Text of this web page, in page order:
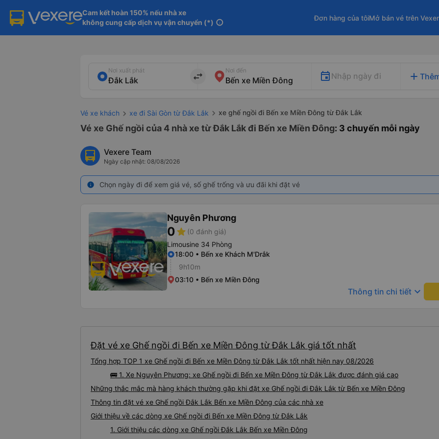
Cam kết hoàn 150% nếu nhà xe
không cung cấp dịch vụ vận chuyển (*) info
Đơn hàng của tôiMở bán vé trên
Nơi xuất phát
import_export
Nơi đến
Nhập ngày đi add
Vé xe khách xe đi Sài Gòn từ Đắk Lắk xe ghế ngồi đi Bến xe Miền Đông từ Đắk Lắk
Vé xe Ghế ngồi của 4 nhà xe từ Đắk Lắk đi Bến xe Miền Đông: 3 chuyến mỗi ngày
Vexere Team
Ngày cập nhật: 08/08/2026
info Chọn ngày đi để xem giá vé, số ghế trống và ưu đãi khi đặt vé
Nguyên Phương
0star (0 đánh giá)
Limousine 34 Phòng
18:00 • Bến xe Khách M'Drắk
9h10m
03:10 • Bến xe Miền Đông
Thông tin chi tiết keyboard_arrow_down
Đặt vé xe Ghế ngồi đi Bến xe Miền Đông từ Đắk Lắk giá tốt nhất
Tổng hợp TOP 1 xe Ghế ngồi đi Bến xe Miền Đông từ Đắk Lắk tốt nhất hiện nay 08/2026
🚌 1. Xe Nguyên Phương: xe Ghế ngồi đi Bến xe Miền Đông từ Đắk Lắk được đánh giá cao
Những thắc mắc mà hàng khách thường gặp khi đặt xe Ghế ngồi đi Đắk Lắk từ Bến xe Miền Đông
Thông tin đặt vé xe Ghế ngồi Đắk Lắk Bến xe Miền Đông của các nhà xe
Giới thiệu về các dòng xe Ghế ngồi đi Bến xe Miền Đông từ Đắk Lắk
1. Giới thiệu các dòng xe Ghế ngồi Đắk Lắk Bến xe Miền Đông